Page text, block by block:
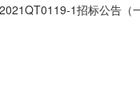
1招标公告
：淮南市金典文飞物业